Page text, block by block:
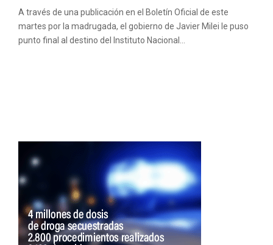
A través de una publicación en el Boletín Oficial de este
martes por la madrugada, el gobierno de Javier Milei le puso
punto final al destino del Instituto Nacional...